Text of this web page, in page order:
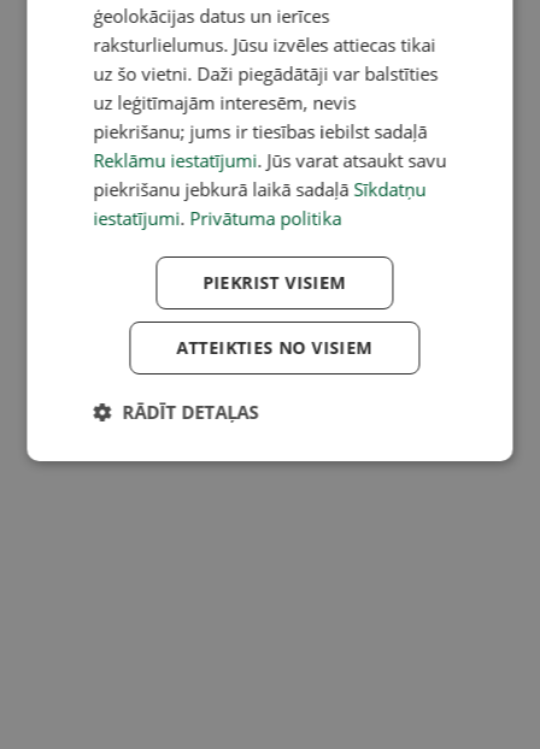
ģeolokācijas datus un ierīces
raksturlielumus. Jūsu izvēles attiecas tikai
uz šo vietni. Daži piegādātāji var balstīties
uz leģitīmajām interesēm, nevis
piekrišanu; jums ir tiesības iebilst sadaļā
Reklāmu iestatījumi. Jūs varat atsaukt savu
piekrišanu jebkurā laikā sadaļā Sīkdatņu
iestatījumi. Privātuma politika
PIEKRIST VISIEM
ATTEIKTIES NO VISIEM
RĀDĪT DETAĻAS